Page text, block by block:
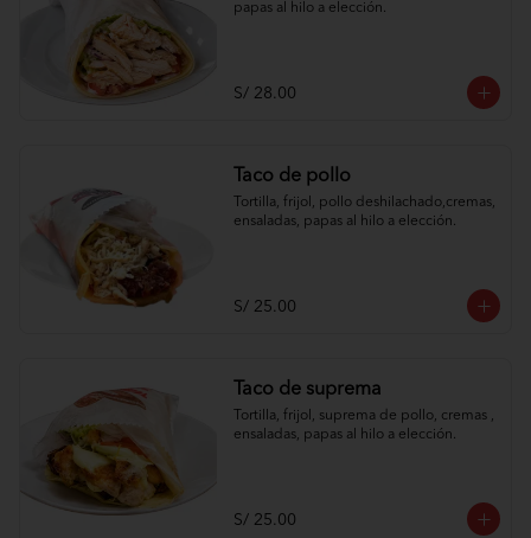
papas al hilo a elección.
S/ 28.00
Taco de pollo
Tortilla, frijol, pollo deshilachado,cremas,
ensaladas, papas al hilo a elección.
S/ 25.00
Taco de suprema
Tortilla, frijol, suprema de pollo, cremas ,
ensaladas, papas al hilo a elección.
S/ 25.00